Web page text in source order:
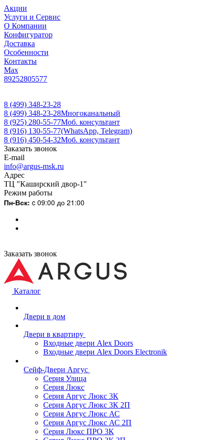
Акции
Услуги и Сервис
О Компании
Конфигуратор
Доставка
Особенности
Контакты
Max
89252805577
8 (499) 348-23-28
8 (499) 348-23-28Многоканальный
8 (925) 280-55-77Моб. консультант
8 (916) 130-55-77(WhatsApp, Telegram)
8 (916) 450-54-32Моб. консультант
Заказать звонок
E-mail
info@argus-msk.ru
Адрес
ТЦ "Каширский двор-1"
Режим работы
Пн-Вск: c 09:00 до 21:00
Заказать звонок
Каталог
Двери в дом
Двери в квартиру
Входные двери Alex Doors
Входные двери Alex Doors Electronik
Сейф-Двери Аргус
Серия Улица
Серия Люкс
Серия Аргус Люкс 3К
Серия Аргус Люкс 3К 2П
Серия Аргус Люкс АС
Серия Аргус Люкс АС 2П
Серия Люкс ПРО 3К